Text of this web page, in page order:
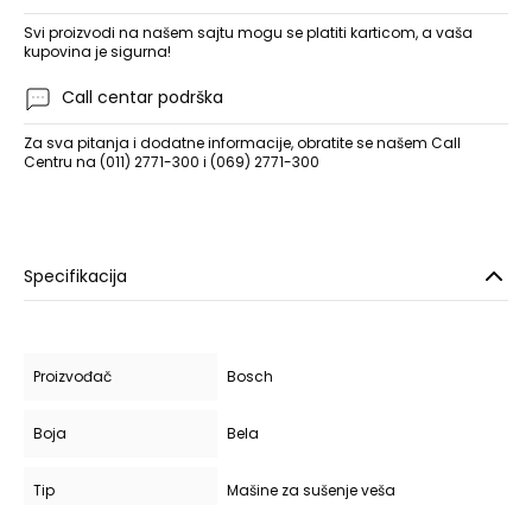
Svi proizvodi na našem sajtu mogu se platiti karticom, a vaša
kupovina je sigurna!
Call centar podrška
Za sva pitanja i dodatne informacije, obratite se našem Call
Centru na (011) 2771-300 i (069) 2771-300
Specifikacija
Proizvođač Bosch
Boja Bela
Tip Mašine za sušenje veša